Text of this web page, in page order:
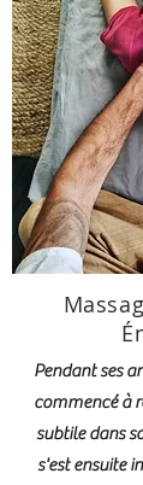
Pendant ses
commencé à
subtile dans
s'est ensuite